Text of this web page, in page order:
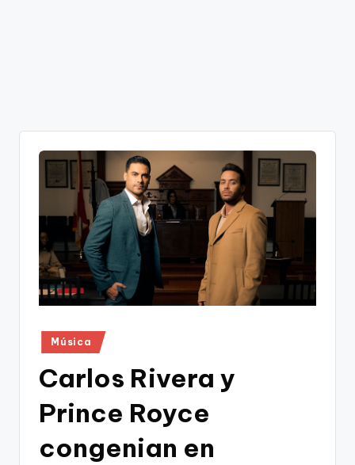
Publicado
en
Música
Carlos Rivera y
Prince Royce
congenian en